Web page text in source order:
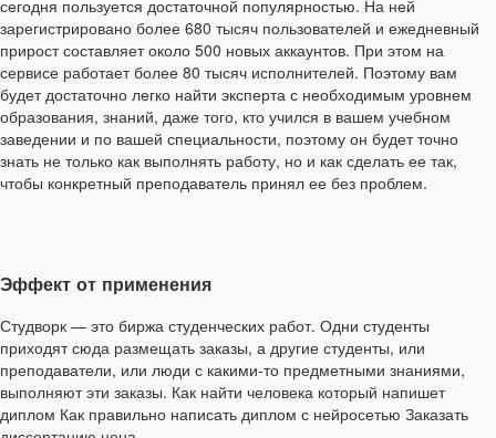
сегодня пользуется достаточной популярностью. На ней
зарегистрировано более 680 тысяч пользователей и ежедневный
прирост составляет около 500 новых аккаунтов. При этом на
сервисе работает более 80 тысяч исполнителей. Поэтому вам
будет достаточно легко найти эксперта с необходимым уровнем
образования, знаний, даже того, кто учился в вашем учебном
заведении и по вашей специальности, поэтому он будет точно
знать не только как выполнять работу, но и как сделать ее так,
чтобы конкретный преподаватель принял ее без проблем.
Эффект от применения
Студворк — это биржа студенческих работ. Одни студенты
приходят сюда размещать заказы, а другие студенты, или
преподаватели, или люди с какими-то предметными знаниями,
выполняют эти заказы. Как найти человека который напишет
диплом Как правильно написать диплом с нейросетью Заказать